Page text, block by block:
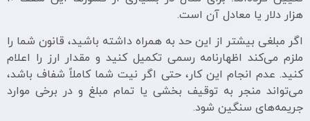
هزار دلار یا معادل آن است.
اگر مبلغی بیشتر از این حد به همراه داشته باشید، قانون شما را
ملزم می‌کند اظهارنامه رسمی تکمیل کنید و مقدار ارز را اعلام
کنید. عدم انجام این کار، حتی اگر نیت شما کاملاً شفاف باشد،
می‌تواند منجر به توقیف بخشی یا تمام مبلغ و در برخی موارد
جریمه‌های سنگین شود.